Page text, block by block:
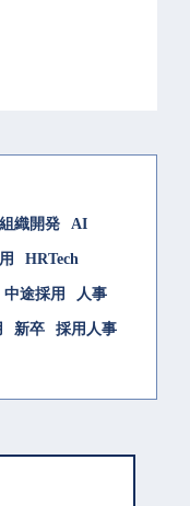
組織開発 AI
HRTech
中途採用 人事
新卒 採用人事